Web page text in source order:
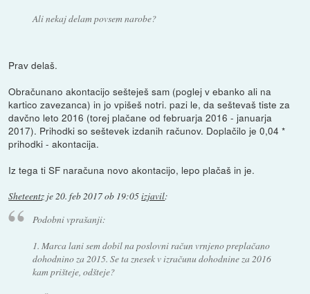
Ali nekaj delam povsem narobe?
Prav delaš.
Obračunano akontacijo sešteješ sam (poglej v ebanko ali na
kartico zavezanca) in jo vpišeš notri. pazi le, da seštevaš tiste za
davčno leto 2016 (torej plačane od februarja 2016 - januarja
2017). Prihodki so seštevek izdanih računov. Doplačilo je 0,04 *
prihodki - akontacija.
Iz tega ti SF naračuna novo akontacijo, lepo plačaš in je.
Sheteentz je20. feb 2017 ob 19:05izjavil:
Podobni vprašanji:
1. Marca lani sem dobil na poslovni račun vrnjeno preplačano
dohodnino za 2015. Se ta znesek v izračunu dohodnine za 2016
kam prišteje, odšteje?